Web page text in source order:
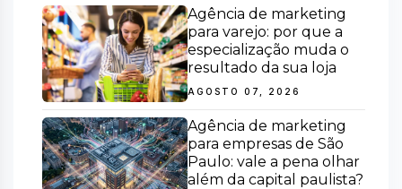
Agência de marketing
para varejo: por que a
especialização muda o
resultado da sua loja
AGOSTO 07, 2026
Agência de marketing
para empresas de São
Paulo: vale a pena olhar
além da capital paulista?